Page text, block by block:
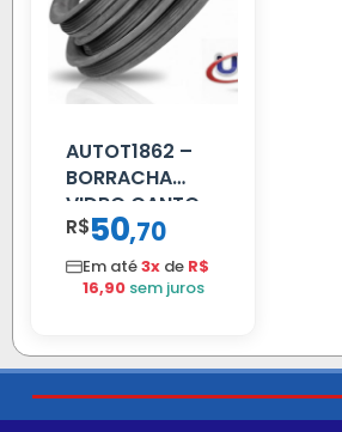
AUTOT1862 –
BORRACHA
VIDRO CANTO
VOLVO NL
80/88…
R$50,70
Em até3x de R$
16,90 sem juros